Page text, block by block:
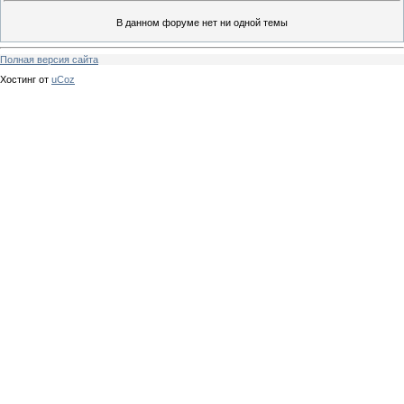
В данном форуме нет ни одной темы
Полная версия сайта
Хостинг от uCoz